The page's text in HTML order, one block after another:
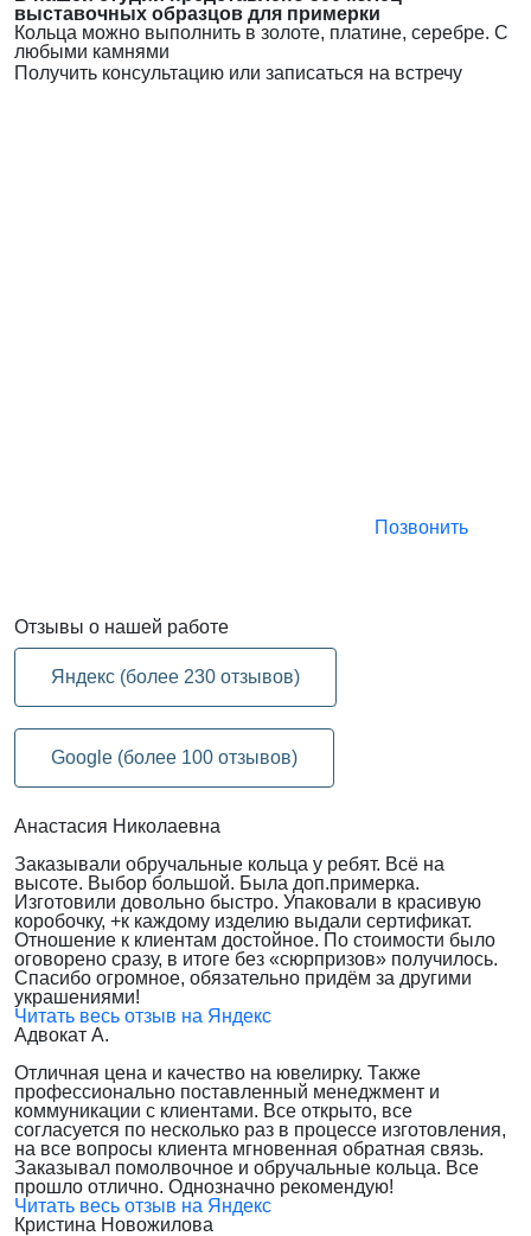
выставочных образцов для примерки
Кольца можно выполнить в золоте, платине, серебре. С
любыми камнями
Получить консультацию или записаться на встречу
Позвонить
Отзывы о нашей работе
Яндекс (более 230 отзывов)
Google (более 100 отзывов)
Анастасия Николаевна
Заказывали обручальные кольца у ребят. Всё на
высоте. Выбор большой. Была доп.примерка.
Изготовили довольно быстро. Упаковали в красивую
коробочку, +к каждому изделию выдали сертификат.
Отношение к клиентам достойное. По стоимости было
оговорено сразу, в итоге без «сюрпризов» получилось.
Спасибо огромное, обязательно придём за другими
украшениями!
Читать весь отзыв на Яндекс
Адвокат А.
Отличная цена и качество на ювелирку. Также
профессионально поставленный менеджмент и
коммуникации с клиентами. Все открыто, все
согласуется по несколько раз в процессе изготовления,
на все вопросы клиента мгновенная обратная связь.
Заказывал помолвочное и обручальные кольца. Все
прошло отлично. Однозначно рекомендую!
Читать весь отзыв на Яндекс
Кристина Новожилова